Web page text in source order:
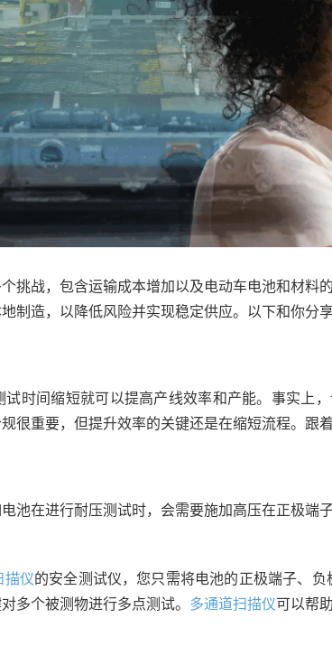
挑战，包含运输成本增加以及电动车电池和材
制造，以降低风险并实现稳定供应。以下和你分
时间缩短就可以提高产线效率和产能。事实
很重要，但提升效率的关键还是在缩短流程。跟
池在进行耐压测试时，会需要施加高压在正极
描仪的安全测试仪，您只需将电池的正极端子、
多个被测物进行多点测试。 多通道扫描仪可以帮